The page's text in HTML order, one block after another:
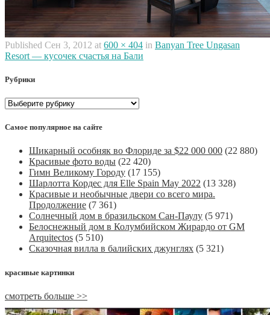
Published Сен 3, 2012 at 600 × 404 in Banyan Tree Ungasan
Resort — кусочек счастья на Бали
Рубрики
Рубрики
Самое популярное на сайте
Шикарный особняк во Флориде за $22 000 000 (22 880)
Красивые фото воды (22 420)
Гимн Великому Городу (17 155)
Шарлотта Кордес для Elle Spain May 2022 (13 328)
Красивые и необычные двери со всего мира.
Продолжение (7 361)
Солнечный дом в бразильском Сан-Паулу (5 971)
Белоснежный дом в Колумбийском Жирардо от GM
Arquitectos (5 510)
Сказочная вилла в балийских джунглях (5 321)
красивые картинки
смотреть больше >>